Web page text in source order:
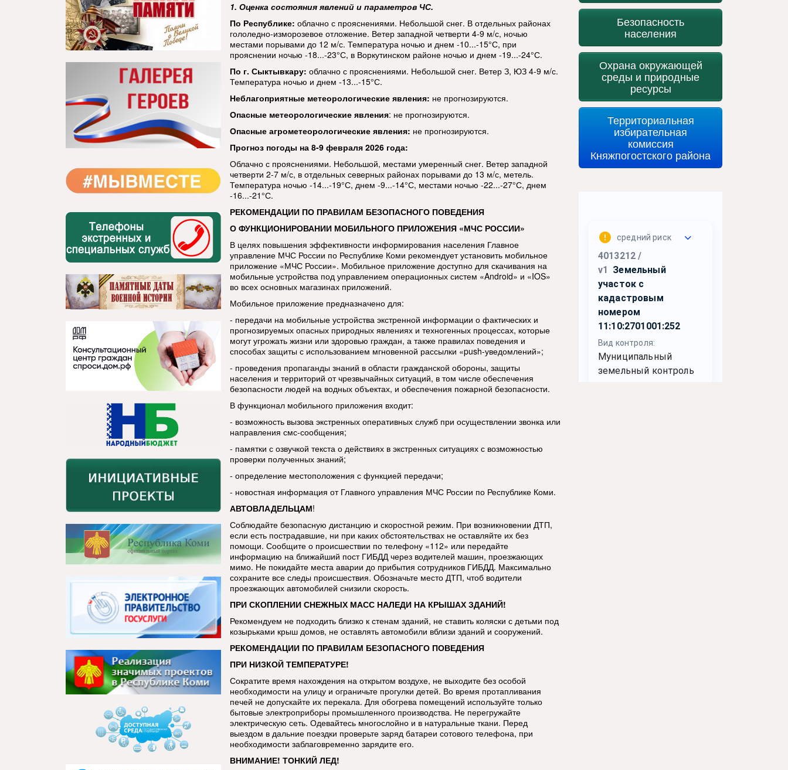
1. Оценка состояния явлений и параметров ЧС.
По Республике: облачно с прояснениями. Небольшой снег. В отдельных районах
гололедно-изморозевое отложение. Ветер западной четверти 4-9 м/с, ночью
местами порывами до 12 м/с. Температура ночью и днем -10...-15°С, при
прояснении ночью -18...-23°С, в Воркутинском районе ночью и днем -19...-24°С.
По г. Сыктывкару: облачно с прояснениями. Небольшой снег. Ветер З, ЮЗ 4-9 м/с.
Температура ночью и днем -13...-15°С.
Неблагоприятные метеорологические явления: не прогнозируются.
Опасные метеорологические явления: не прогнозируются.
Опасные агрометеорологические явления: не прогнозируются.
Прогноз погоды на 8-9 февраля 2026 года:
Облачно с прояснениями. Небольшой, местами умеренный снег. Ветер западной
четверти 2-7 м/с, в отдельных северных районах порывами до 13 м/с, метель.
Температура ночью -14...-19°С, днем -9...-14°С, местами ночью -22...-27°С, днем
-16...-21°С.
РЕКОМЕНДАЦИИ ПО ПРАВИЛАМ БЕЗОПАСНОГО ПОВЕДЕНИЯ
О ФУНКЦИОНИРОВАНИИ МОБИЛЬНОГО ПРИЛОЖЕНИЯ «МЧС РОССИИ»
В целях повышения эффективности информирования населения Главное
управление МЧС России по Республике Коми рекомендует установить мобильное
приложение «МЧС России». Мобильное приложение доступно для скачивания на
мобильные устройства под управлением операционных систем «Android» и «IOS»
во всех основных магазинах приложений.
Мобильное приложение предназначено для:
- передачи на мобильные устройства экстренной информации о фактических и
прогнозируемых опасных природных явлениях и техногенных процессах, которые
могут угрожать жизни или здоровью граждан, а также правилах поведения и
способах защиты с использованием мгновенной рассылки «push-уведомлений»;
- проведения пропаганды знаний в области гражданской обороны, защиты
населения и территорий от чрезвычайных ситуаций, в том числе обеспечения
безопасности людей на водных объектах, и обеспечения пожарной безопасности.
В функционал мобильного приложения входит:
- возможность вызова экстренных оперативных служб при осуществлении звонка или
направления смс-сообщения;
- памятки с озвучкой текста о действиях в экстренных ситуациях с возможностью
проверки полученных знаний;
- определение местоположения с функцией передачи;
- новостная информация от Главного управления МЧС России по Республике Коми.
АВТОВЛАДЕЛЬЦАМ!
Соблюдайте безопасную дистанцию и скоростной режим. При возникновении ДТП,
если есть пострадавшие, ни при каких обстоятельствах не оставляйте их без
помощи. Сообщите о происшествии по телефону «112» или передайте
информацию на ближайший пост ГИБДД через водителей машин, проезжающих
мимо. Не покидайте места аварии до прибытия сотрудников ГИБДД. Максимально
сохраните все следы происшествия. Обозначьте место ДТП, чтоб водители
проезжающих автомобилей снизили скорость.
ПРИ СКОПЛЕНИИ СНЕЖНЫХ МАСС НАЛЕДИ НА КРЫШАХ ЗДАНИЙ!
Рекомендуем не подходить близко к стенам зданий, не ставить коляски с детьми под
козырьками крыш домов, не оставлять автомобили вблизи зданий и сооружений.
РЕКОМЕНДАЦИИ ПО ПРАВИЛАМ БЕЗОПАСНОГО ПОВЕДЕНИЯ
ПРИ НИЗКОЙ ТЕМПЕРАТУРЕ!
Сократите время нахождения на открытом воздухе, не выходите без особой
необходимости на улицу и ограничьте прогулки детей. Во время протапливания
печей не допускайте их перекала. Для обогрева помещений используйте только
бытовые электроприборы промышленного производства. Не перегружайте
электрическую сеть. Одевайтесь многослойно и в натуральные ткани. Перед
выездом в дальние поездки проверьте заряд батареи сотового телефона, при
необходимости заблаговременно зарядите его.
ВНИМАНИЕ! ТОНКИЙ ЛЕД!
Безопасность
населения
Охрана окружающей
среды и природные
ресурсы
Территориальная
избирательная
комиссия
Княжпогостского района